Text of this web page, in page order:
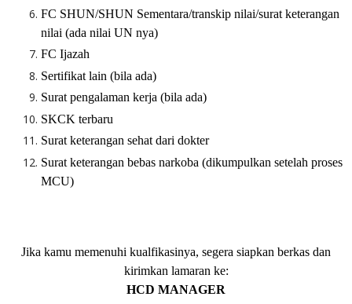
FC SHUN/SHUN Sementara/transkip nilai/surat keterangan
nilai (ada nilai UN nya)
FC Ijazah
Sertifikat lain (bila ada)
Surat pengalaman kerja (bila ada)
SKCK terbaru
Surat keterangan sehat dari dokter
Surat keterangan bebas narkoba (dikumpulkan setelah proses
MCU)
Jika kamu memenuhi kualfikasinya, segera siapkan berkas dan
kirimkan lamaran ke:
HCD MANAGER